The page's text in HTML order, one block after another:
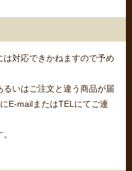
は対応できかねますので予め
るいはご注文と違う商品が届
E-mailまたはTELにてご連